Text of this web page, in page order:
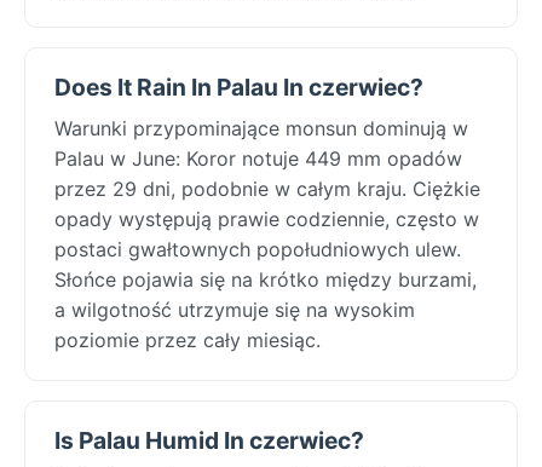
Does It Rain In Palau In czerwiec?
Warunki przypominające monsun dominują w
Palau w June: Koror notuje 449 mm opadów
przez 29 dni, podobnie w całym kraju. Ciężkie
opady występują prawie codziennie, często w
postaci gwałtownych popołudniowych ulew.
Słońce pojawia się na krótko między burzami,
a wilgotność utrzymuje się na wysokim
poziomie przez cały miesiąc.
Is Palau Humid In czerwiec?